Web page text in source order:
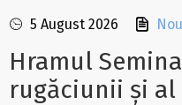
5 August 2026
Hramul
rugăciunii și